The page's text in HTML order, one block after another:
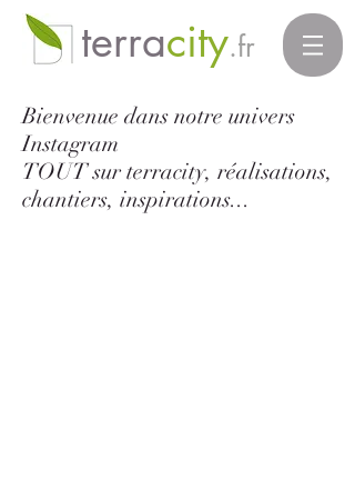
terracity.fr
Bienvenue dans notre univers
Instagram
TOUT sur terracity, réalisations,
chantiers, inspirations...